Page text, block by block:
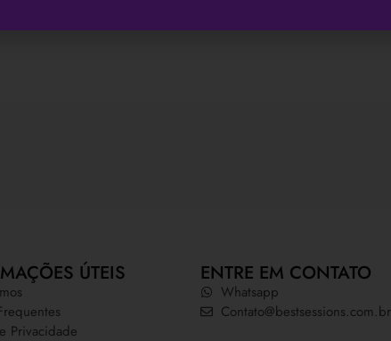
ÚTEIS
Privacidade
ENTRE EM CONTATO
Whatsapp
Contato@bestsessions.com.br